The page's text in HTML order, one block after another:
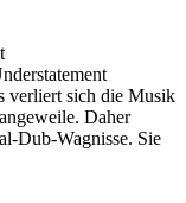
verliert sich die Musik
Daher
Dub-Wagnisse. Sie